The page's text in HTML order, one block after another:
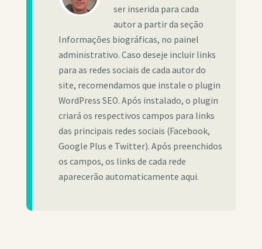
ser inserida para cada
autor a partir da seção
Informações biográficas, no painel
administrativo. Caso deseje incluir links
para as redes sociais de cada autor do
site, recomendamos que instale o plugin
WordPress SEO. Após instalado, o plugin
criará os respectivos campos para links
das principais redes sociais (Facebook,
Google Plus e Twitter). Após preenchidos
os campos, os links de cada rede
aparecerão automaticamente aqui.